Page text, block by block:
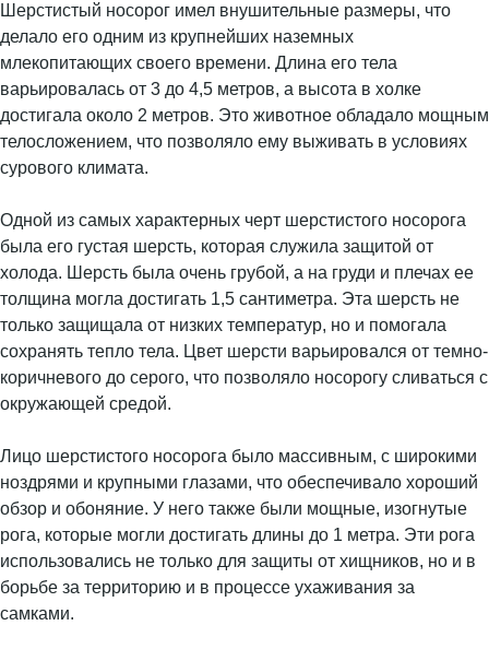
Шерстистый носорог имел внушительные размеры, что
делало его одним из крупнейших наземных
млекопитающих своего времени. Длина его тела
варьировалась от 3 до 4,5 метров, а высота в холке
достигала около 2 метров. Это животное обладало мощным
телосложением, что позволяло ему выживать в условиях
сурового климата.
Одной из самых характерных черт шерстистого носорога
была его густая шерсть, которая служила защитой от
холода. Шерсть была очень грубой, а на груди и плечах ее
толщина могла достигать 1,5 сантиметра. Эта шерсть не
только защищала от низких температур, но и помогала
сохранять тепло тела. Цвет шерсти варьировался от темно-
коричневого до серого, что позволяло носорогу сливаться с
окружающей средой.
Лицо шерстистого носорога было массивным, с широкими
ноздрями и крупными глазами, что обеспечивало хороший
обзор и обоняние. У него также были мощные, изогнутые
рога, которые могли достигать длины до 1 метра. Эти рога
использовались не только для защиты от хищников, но и в
борьбе за территорию и в процессе ухаживания за
самками.